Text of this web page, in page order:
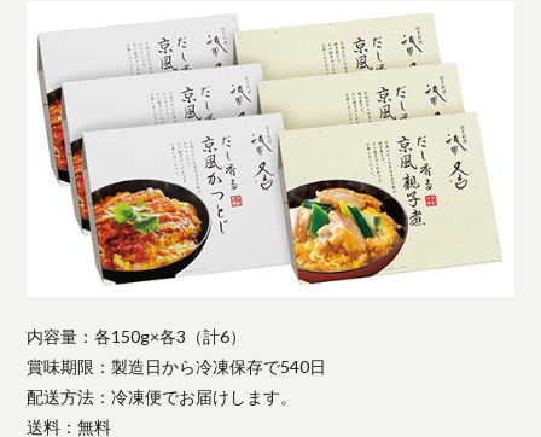
内容量：各150g×各3（計6）
賞味期限：製造日から冷凍保存で540日
配送方法：冷凍便でお届けします。
送料：無料